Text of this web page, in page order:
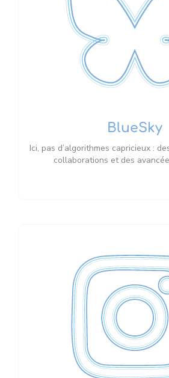
BlueSky
Ici, pas d’algorithmes capricieux :
collaborations et des